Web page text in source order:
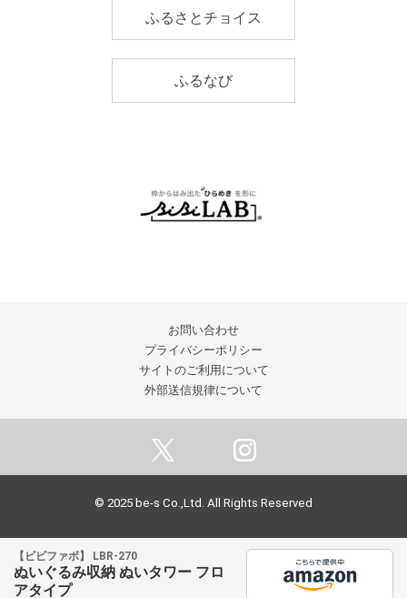
【ビビファボ】 LBR-270
ぬいぐるみ収納 ぬいタワー フロ
アタイプ
ふるさとチョイス
ふるなび
お問い合わせ
プライバシーポリシー
サイトのご利用について
外部送信規律について
© 2025 be-s Co.,Ltd. All Rights Reserved